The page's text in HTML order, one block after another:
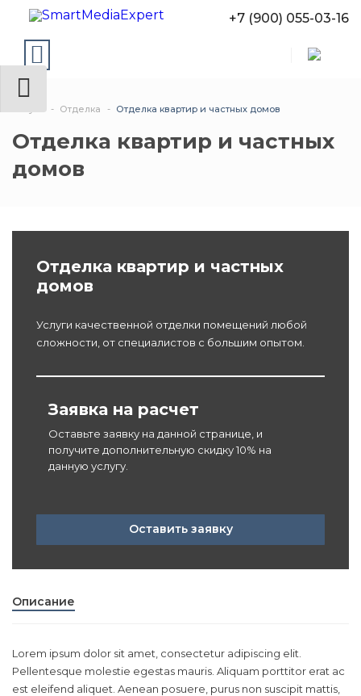
+7 (900) 055-03-16
Отделка Отделка квартир и частных домов
Отделка квартир и частных
домов
Отделка квартир и частных
домов
Услуги качественной отделки помещений любой
сложности, от специалистов с большим опытом.
Заявка на расчет
Оставьте заявку на данной странице, и
получите дополнительную скидку 10% на
данную услугу.
Оставить заявку
Описание
Lorem ipsum dolor sit amet, consectetur adipiscing elit.
Pellentesque molestie egestas mauris. Aliquam porttitor erat ac
est eleifend aliquet. Aenean posuere, purus non suscipit mattis,